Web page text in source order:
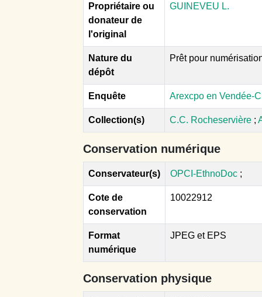
Propriétaire ou
donateur de
l'original
GUINEVEU L.
Nature du
dépôt
Prêt pour
Enquête Arexcpo en Vendée-
Collection(s) C.C. Rocheservière ;
Conservation numérique
Conservateur(s) OPCI-EthnoDoc ;
Cote de
conservation
10022912
Format
numérique
JPEG et EPS
Conservation physique